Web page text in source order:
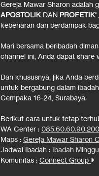
Gereja Mawar Sharon adalah
APOSTOLIK DAN PROFETIK
kebenaran dan berdampak
Mari bersama beribadah
channel ini, Anda dapat share
Dan khususnya, jika Anda
untuk bergabung dalam
Cempaka 16-24, Surabaya.
Berikut cara untuk tetap
WA Center : 085.60.60.90.200
Maps : Gereja Mawar Sharon
Jadwal Ibadah : Ibadah
Komunitas : Connect Group